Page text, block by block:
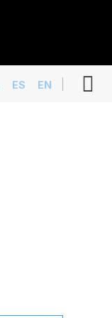
ES EN